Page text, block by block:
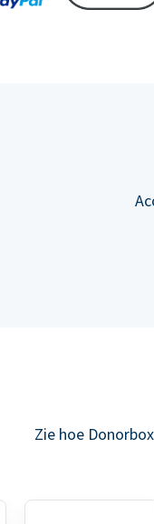
Zie hoe